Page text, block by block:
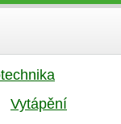
Vytápění